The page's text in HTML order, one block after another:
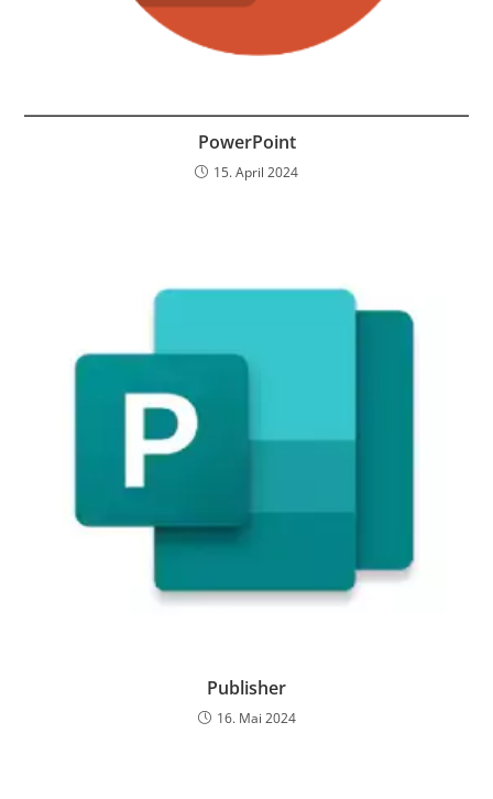
PowerPoint
15. April 2024
Publisher
16. Mai 2024